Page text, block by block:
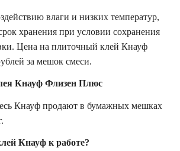
влаги и низких температур,
хранения при условии сохранения
Цена на плиточный клей Кнауф
за мешок смеси.
Кнауф Флизен Плюс
Кнауф продают в бумажных мешках
Кнауф к работе?